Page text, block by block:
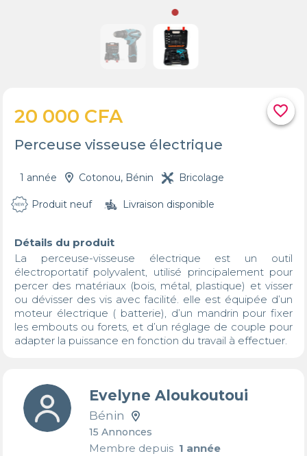
favorite_border
20 000 CFA
Perceuse visseuse électrique
1 année Cotonou, Bénin Bricolage
Produit neuf Livraison disponible
Détails du produit
La perceuse-visseuse électrique est un outil
électroportatif polyvalent, utilisé principalement pour
percer des matériaux (bois, métal, plastique) et visser
ou dévisser des vis avec facilité. elle est équipée d’un
moteur électrique ( batterie), d’un mandrin pour fixer
les embouts ou forets, et d’un réglage de couple pour
adapter la puissance en fonction du travail à effectuer.
Evelyne Aloukoutoui
Bénin
15 Annonces
Membre depuis1 année